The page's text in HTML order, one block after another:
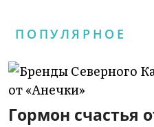
ПОПУЛЯРНОЕ
Гормон счастья